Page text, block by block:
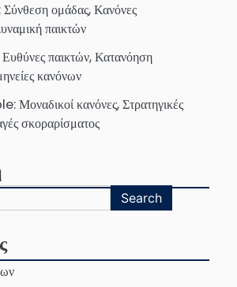
ομάδας, Κανόνες
παικτών
Ευθύνες παικτών, Κατανόηση
κανόνων
κανόνες, Στρατηγικές
σκοραρίσματος